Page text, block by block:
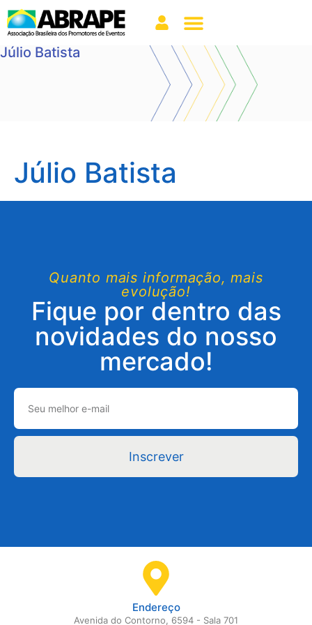
Júlio Batista
Júlio Batista
Quanto mais informação, mais
evolução!
Fique por dentro das
novidades do nosso
mercado!
Inscrever
Endereço
Avenida do Contorno, 6594 - Sala 701